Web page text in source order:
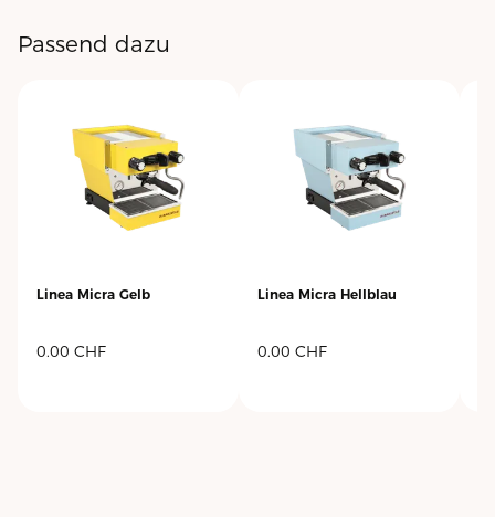
Passend dazu
Linea Micra Gelb
0.00 CHF
Linea Micra Hellblau
0.00 CHF